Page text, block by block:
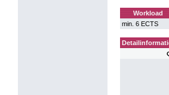
Workload
min. 6 ECTS